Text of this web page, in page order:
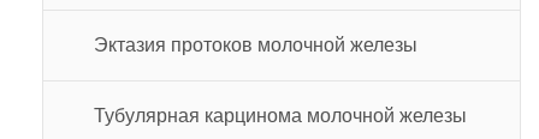
Эктазия протоков молочной железы
Тубулярная карцинома молочной железы